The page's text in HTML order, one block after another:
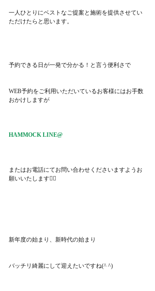
一人ひとりにベストなご提案と施術を提供させてい
ただけたらと思います。
予約できる日が一発で分かる！と言う便利さで
WEB予約をご利用いただいているお客様にはお手数
おかけしますが
HAMMOCK LINE@
またはお電話にてお問い合わせくださいますようお
願いいたします🙇‍♀️
新年度の始まり、新時代の始まり
バッチリ綺麗にして迎えたいですね(^ ^)